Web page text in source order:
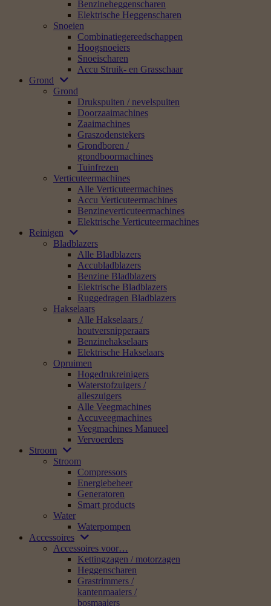
Benzineheggenscharen
Elektrische Heggenscharen
Snoeien
Combinatiegereedschappen
Hoogsnoeiers
Snoeischaren
Accu Struik- en Grasschaar
Grond
Grond
Drukspuiten / nevelspuiten
Doorzaaimachines
Zaaimachines
Graszodenstekers
Grondboren /
grondboormachines
Tuinfrezen
Verticuteermachines
Alle Verticuteermachines
Accu Verticuteermachines
Benzineverticuteermachines
Elektrische Verticuteermachines
Reinigen
Bladblazers
Alle Bladblazers
Accubladblazers
Benzine Bladblazers
Elektrische Bladblazers
Ruggedragen Bladblazers
Hakselaars
Alle Hakselaars /
houtversnipperaars
Benzinehakselaars
Elektrische Hakselaars
Opruimen
Hogedrukreinigers
Waterstofzuigers /
alleszuigers
Alle Veegmachines
Accuveegmachines
Veegmachines Manueel
Vervoerders
Stroom
Stroom
Compressors
Energiebeheer
Generatoren
Smart products
Water
Waterpompen
Accessoires
Accessoires voor…
Kettingzagen / motorzagen
Heggenscharen
Grastrimmers /
kantenmaaiers /
bosmaaiers